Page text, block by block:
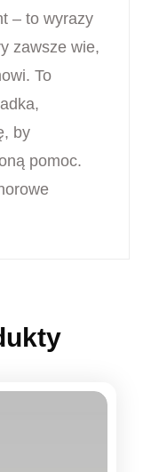
– to wyrazy
zawsze wie,
To
by
pomoc.